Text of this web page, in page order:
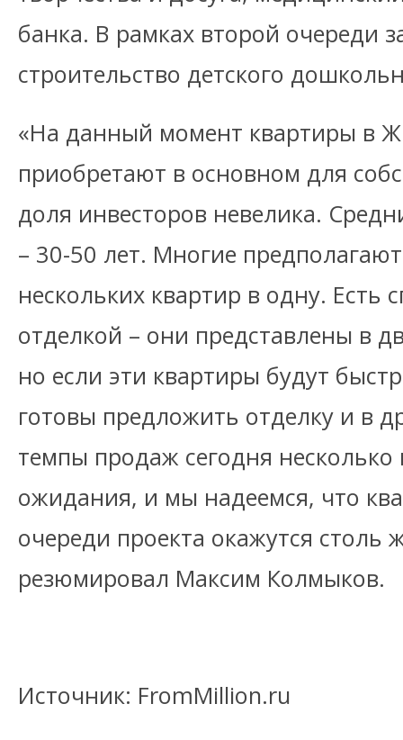
банка. В рамках второй очереди
строительство детского
«На данный момент квартиры в
приобретают в основном для
доля инвесторов невелика.
– 30-50 лет. Многие
нескольких квартир в одну. Есть
отделкой – они представлены в
но если эти квартиры будут
готовы предложить отделку и в
темпы продаж сегодня
ожидания, и мы надеемся, что
очереди проекта окажутся столь
резюмировал Максим Колмыков.
Источник: FromMillion.ru